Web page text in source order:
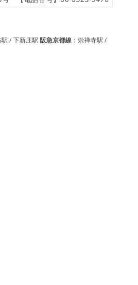
駅 / 下新庄駅 阪急京都線 ：崇禅寺駅 /